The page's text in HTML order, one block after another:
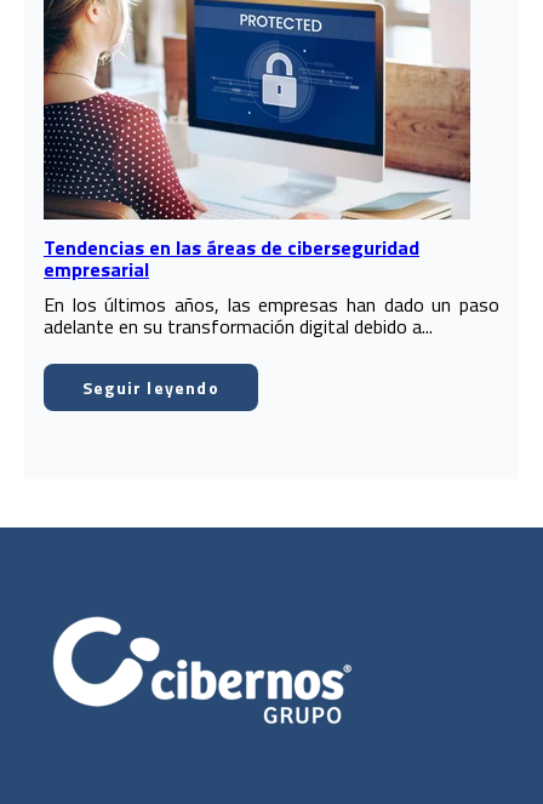
Tendencias en las áreas de ciberseguridad
empresarial
En los últimos años, las empresas han dado un paso
adelante en su transformación digital debido a...
Seguir leyendo